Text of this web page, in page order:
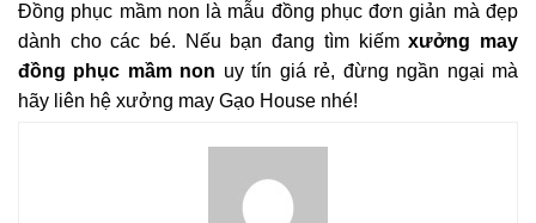
Đồng phục mầm non là mẫu đồng phục đơn giản mà đẹp
dành cho các bé. Nếu bạn đang tìm kiếmxưởng may
đồng phục mầm non uy tín giá rẻ, đừng ngần ngại mà
hãy liên hệ xưởng may Gạo House nhé!